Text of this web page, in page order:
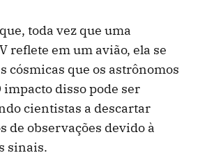
toda vez que uma
reflete em um avião, ela se
cósmicas que os astrônomos
impacto disso pode ser
cientistas a descartar
de observações devido à
sinais.